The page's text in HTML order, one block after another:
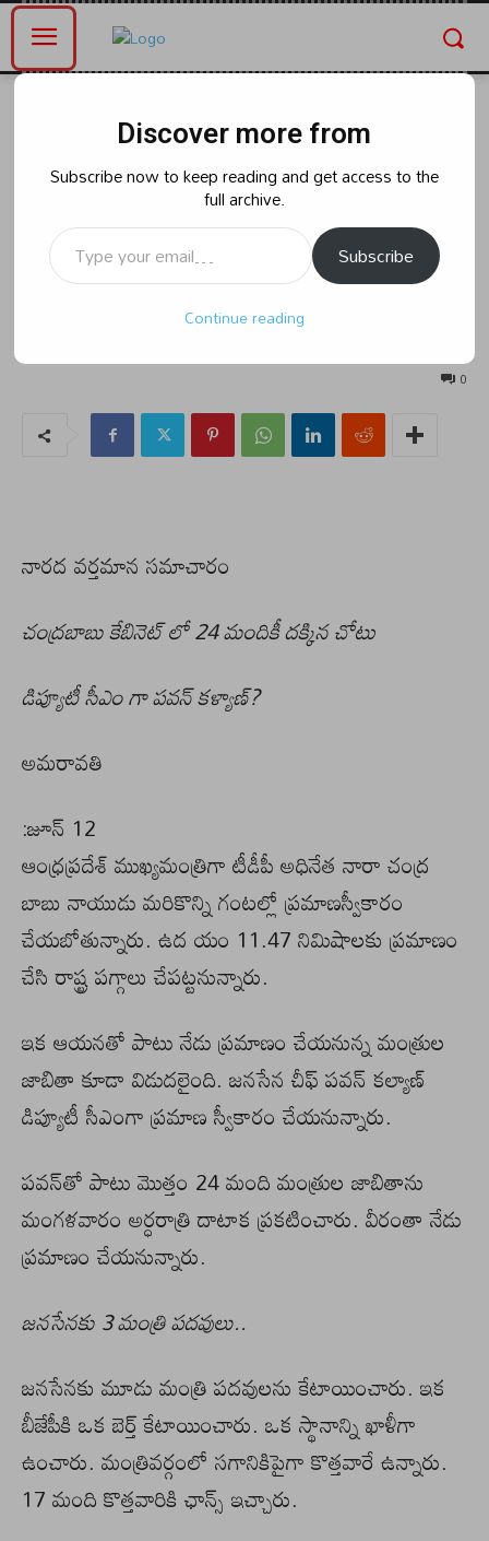
రాజకీయం
చంద్రబాబు కేబినెట్ లో 24 మందికీ
దక్కిన చోటు.డిప్యూటీ సీఎం గా పవన్
కళ్యాణ్?
Wednesday, June 12, 2024 9:44 am
0
నారద వర్తమాన సమాచారం
చంద్రబాబు కేబినెట్ లో 24 మందికీ దక్కిన చోటు
డిప్యూటీ సీఎం గా పవన్ కళ్యాణ్?
అమరావతి
:జూన్ 12
ఆంధ్రప్రదేశ్ ముఖ్యమంత్రిగా టీడీపీ అధినేత నారా చంద్ర
బాబు నాయుడు మరికొన్ని గంటల్లో ప్రమాణస్వీకారం
చేయబోతున్నారు. ఉద యం 11.47 నిమిషాలకు ప్రమాణం
చేసి రాష్ట్ర పగ్గాలు చేపట్టనున్నారు.
ఇక ఆయనతో పాటు నేడు ప్రమాణం చేయనున్న మంత్రుల
జాబితా కూడా విడుదలైంది. జనసేన చీఫ్ పవన్‌ కల్యాణ్‌
డిప్యూటీ సీఎంగా ప్రమాణ స్వీకారం చేయనున్నారు.
పవన్‌‌తో పాటు మొత్తం 24 మంది మంత్రుల జాబితాను
మంగళవారం అర్ధరాత్రి దాటాక ప్రకటించారు. వీరంతా నేడు
ప్రమాణం చేయనున్నారు.
జనసేనకు 3 మంత్రి పదవులు..
జనసేనకు మూడు మంత్రి పదవులను కేటాయించారు. ఇక
బీజేపీకి ఒక బెర్త్ కేటాయించారు. ఒక స్థానాన్ని ఖాళీగా
ఉంచారు. మంత్రివర్గంలో సగానికిపైగా కొత్తవారే ఉన్నారు.
17 మంది కొత్తవారికి ఛాన్స్ ఇచ్చారు.
Discover more from
Subscribe now to keep reading and get access to the
full archive.
Type your email…
Subscribe
Continue reading